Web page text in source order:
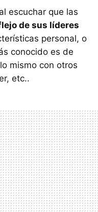
escuchar que las
de sus líderes
personal, o
conocido es de
mismo con otros
etc..